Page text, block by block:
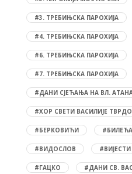
#3. ТРЕБИЊСКА ПАРОХИЈА
#4. ТРЕБИЊСКА ПАРОХИЈА
#6. ТРЕБИЊСКА ПАРОХИЈА
#7. ТРЕБИЊСКА ПАРОХИЈА
#ДАНИ СЈЕЋАЊА НА ВЛ.
#ХОР СВЕТИ ВАСИЛИЈЕ
#БЕРКОВИЋИ #БИЛЕЋА
#ВИДОСЛОВ #ВИЈЕСТИ
#ГАЦКО #ДАНИ СВ.